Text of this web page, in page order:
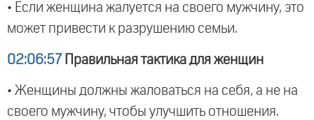
• Если женщина жалуется на своего мужчину, это
может привести к разрушению семьи.
02:06:57 Правильная тактика для женщин
• Женщины должны жаловаться на себя, а не на
своего мужчину, чтобы улучшить отношения.